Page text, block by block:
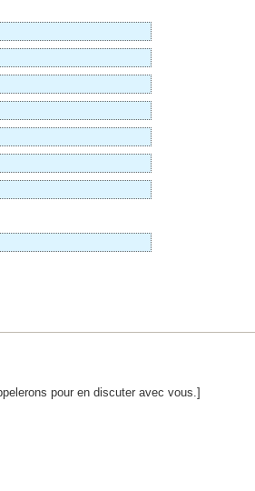
pour en discuter avec vous.]